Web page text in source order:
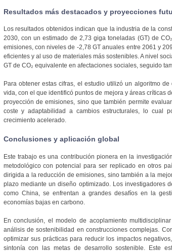
Resultados más destacados y proyecciones
Los resultados obtenidos indican que la industria de la
2030, con un estimado de 2,73 giga toneladas (GT) de
emisiones, con niveles de -2,78 GT anuales entre 2061 y
eficientes y al uso de materiales más sostenibles. A nivel
GT de CO₂ equivalente en afectaciones sociales, seguido
Para obtener estas cifras, el estudio utilizó un algoritmo
vida, con el que identificó puntos de mejora y áreas críticas
proyección de emisiones, sino que también permite
coste y adaptabilidad a cambios estructurales, lo cual
crecimiento acelerado.
Conclusiones y aplicación global
Este trabajo es una contribución pionera en la
metodológico con potencial para ser replicado en otros
dirigida a la reducción de emisiones, sino también a la
plazo mediante un diseño optimizado. Los investigadores
como China, se enfrentan a grandes desafíos en la
economías bajas en carbono.
En conclusión, el modelo de acoplamiento
análisis de sostenibilidad en construcciones complejas.
optimizar sus prácticas para reducir los impactos
sintonía con las metas de desarrollo sostenible. Este